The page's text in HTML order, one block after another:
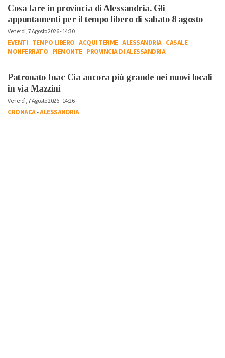
Cosa fare in provincia di Alessandria. Gli
appuntamenti per il tempo libero di sabato 8 agosto
Venerdì, 7 Agosto 2026 - 14:30
EVENTI-TEMPO LIBERO-ACQUI TERME-ALESSANDRIA-CASALE
MONFERRATO-PIEMONTE-PROVINCIA DI ALESSANDRIA
Patronato Inac Cia ancora più grande nei nuovi locali
in via Mazzini
Venerdì, 7 Agosto 2026 - 14:26
CRONACA-ALESSANDRIA